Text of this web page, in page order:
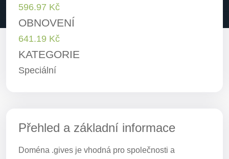
596.97 Kč
OBNOVENÍ
641.19 Kč
KATEGORIE
Speciální
Přehled a základní informace
Doména .gives je vhodná pro společnosti a